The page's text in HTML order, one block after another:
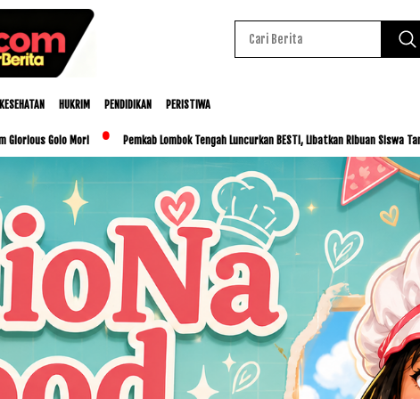
KESEHATAN HUKRIM PENDIDIKAN PERISTIWA
Pemkab Lombok Tengah Luncurkan BESTI, Libatkan Ribuan Siswa Tanam Cabai untuk